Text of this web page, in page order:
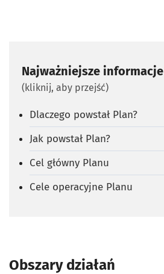
Najważniejsze informacje
(kliknij, aby przejść)
Dlaczego powstał Plan?
Jak powstał Plan?
Cel główny Planu
Cele operacyjne Planu
Obszary działań